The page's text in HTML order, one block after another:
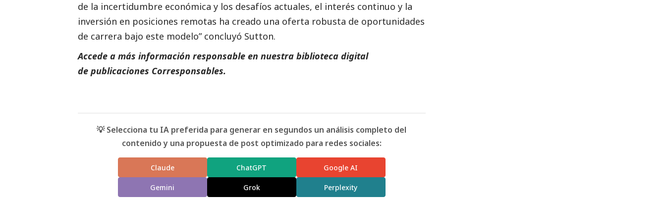
de la incertidumbre económica y los desafíos actuales, el interés continuo y la
inversión en posiciones remotas ha creado una oferta robusta de oportunidades
de carrera bajo este modelo” concluyó Sutton.
Accede a más información responsable en nuestra biblioteca digital
de publicaciones Corresponsables.
💡 Selecciona tu IA preferida para generar en segundos un análisis completo del
contenido y una propuesta de post optimizado para redes sociales:
Claude ChatGPT Google AI
Gemini Grok Perplexity